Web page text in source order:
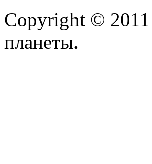
Copyright ©
планеты.